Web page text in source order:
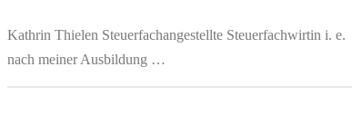
Kathrin Thielen Steuerfachangestellte Steuerfachwirtin i.
nach meiner Ausbildung …